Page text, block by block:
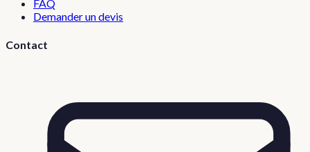
FAQ
Demander un devis
Contact